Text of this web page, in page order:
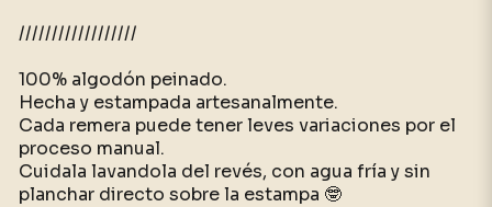
//////////////////
100% algodón peinado.
Hecha y estampada artesanalmente.
Cada remera puede tener leves variaciones por el
proceso manual.
Cuidala lavandola del revés, con agua fría y sin
planchar directo sobre la estampa 🤓